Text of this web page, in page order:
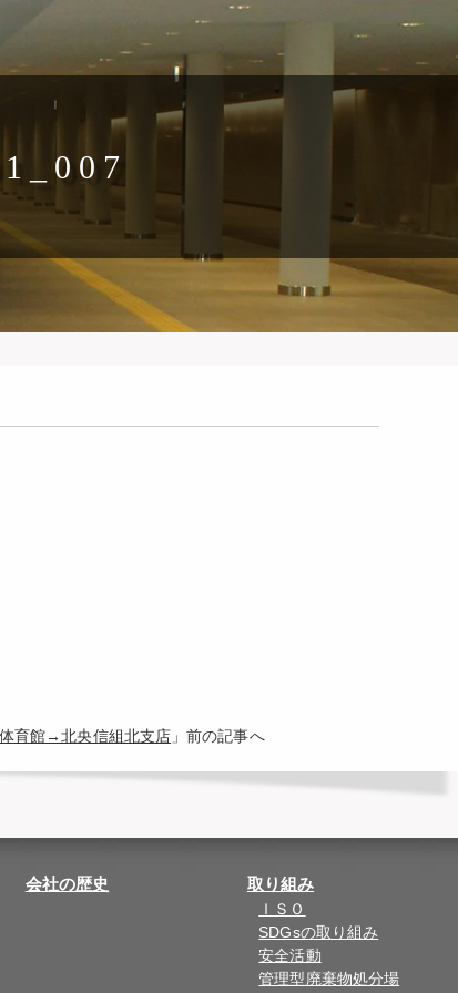
育館→北央信組北支店 」前の記事へ
会社の歴史 取り組み
ＩＳＯ
SDGsの取り組み
安全活動
管理型廃棄物処分場